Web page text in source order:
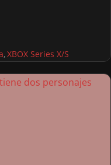
,XBOX Series X/S